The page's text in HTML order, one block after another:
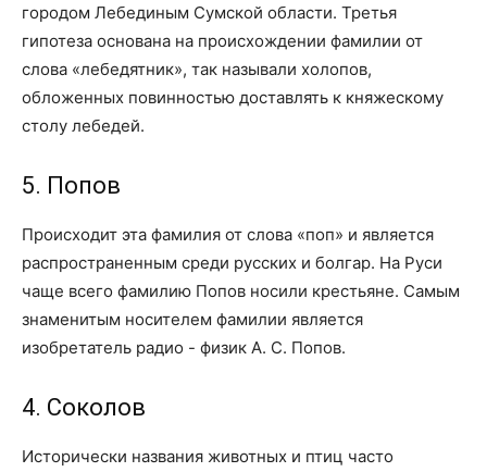
городом Лебединым Сумской области. Третья
гипотеза основана на происхождении фамилии от
слова «лебедятник», так называли холопов,
обложенных повинностью доставлять к княжескому
столу лебедей.
5. Попов
Происходит эта фамилия от слова «поп» и является
распространенным среди русских и болгар. На Руси
чаще всего фамилию Попов носили крестьяне. Самым
знаменитым носителем фамилии является
изобретатель радио - физик А. С. Попов.
4. Соколов
Исторически названия животных и птиц часто